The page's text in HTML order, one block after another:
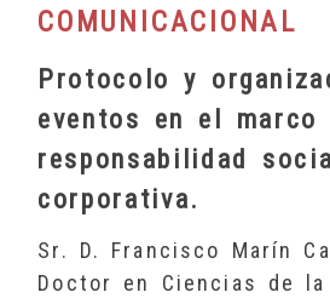
COMUNICACIONAL
Protocolo y
eventos en el marco
responsabilidad social
corporativa.
Sr. D. Francisco Marín
Doctor en Ciencias de la